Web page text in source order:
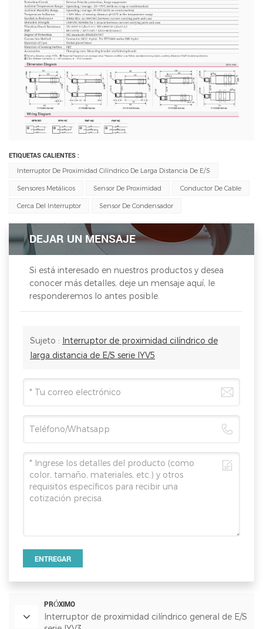
ETIQUETAS CALIENTES :
Interruptor De Proximidad Cilíndrico De Larga Distancia De E/S
Sensores Metálicos Sensor De Proximidad Conductor De Cable
Cerca Del Interruptor Sensor De Condensador
DEJAR UN MENSAJE
Si está interesado en nuestros productos y desea
conocer más detalles, deje un mensaje aquí, le
responderemos lo antes posible.
Sujeto : Interruptor de proximidad cilíndrico de
larga distancia de E/S serie IYV5
ENTREGAR
PRÓXIMO
Interruptor de proximidad cilíndrico general de E/S